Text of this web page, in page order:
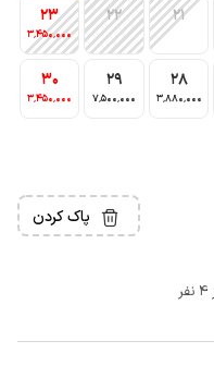
21
22
23
3٬450٬000
28
3٬880٬000
29
7٬500٬000
30
3٬450٬000
پاک کردن